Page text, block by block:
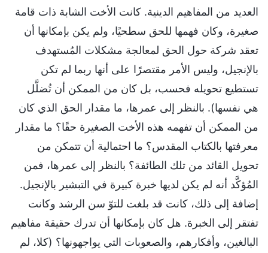
العديد من المفاهيم الدينية. كانت الأخت الشابة ذات قامة
صغيرة، وكان فهمها للحق سطحيًا، ولم يكن بإمكانها أن
تعقد شركة حول الحق لمعالجة مشكلات المُستهدف
بالإنجيل، وليس الأمر مقتصرًا على أنها ربما لم تكن
تستطيع تحويله فحسب، بل كان من الممكن أن تُضلَّل
هي نفسها). بالنظر إلى عمرها، ما مقدار الحق الذي كان
من الممكن أن تفهمه هذه الأخت الصغيرة حقًا؟ ما مقدار
معرفتها بالكتاب المقدس؟ ما احتمالية أن تتمكن من
تحويل القائد من تلك الطائفة؟ بالنظر إلى عمرها، فمن
المُؤكَّد أنه لم يكن لديها خبرة كبيرة في التبشير بالإنجيل.
إضافة إلى ذلك، كانت قد بلغت للتوّ سن الرشد وكانت
تفتقر إلى الخبرة. هل كان بإمكانها أن تدرك حقيقة مفاهيم
البالغين، وأفكارهم، والصعوبات التي يواجهونها؟ (كلا، لم